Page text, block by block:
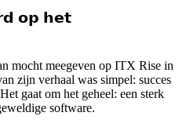
𝗼𝗽 𝗵𝗲𝘁
mocht meegeven op ITX Rise in
zijn verhaal was simpel: succes
gaat om het geheel: een sterk
software.